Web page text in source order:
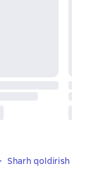
Sharh qoldirish